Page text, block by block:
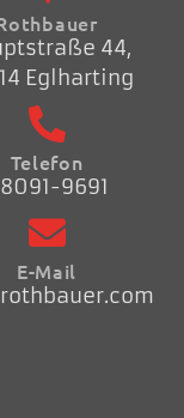
44,
Eglharting
Telefon
9691
E-Mail